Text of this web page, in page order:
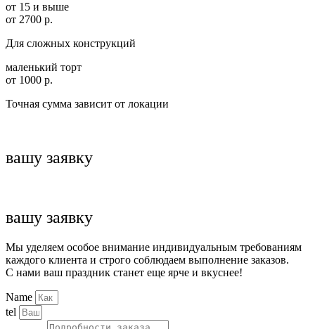
от 15 и выше
от 2700 р.
Для сложных конструкций
маленький торт
от 1000 р.
Точная сумма зависит от локации
вашу заявку
вашу заявку
Мы уделяем особое внимание индивидуальным требованиям
каждого клиента и строго соблюдаем выполнение заказов.
С нами ваш праздник станет еще ярче и вкуснее!
Name
tel